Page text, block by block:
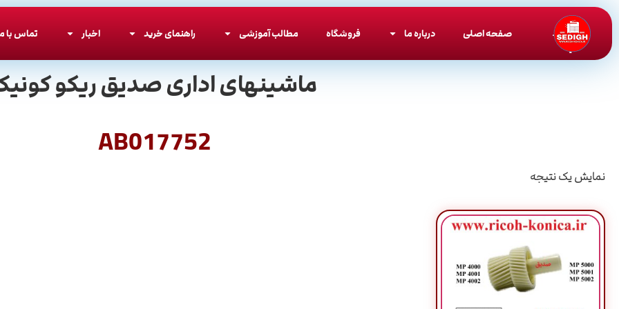
صفحه اصلی درباره ما فروشگاه مطالب آموزشی راهنمای خرید اخبار تماس با
ماشینهای اداری صدیق ریکو
AB017752
نمایش یک نتیجه